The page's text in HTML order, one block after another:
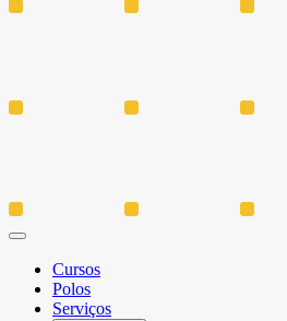
Cursos
Polos
Serviços